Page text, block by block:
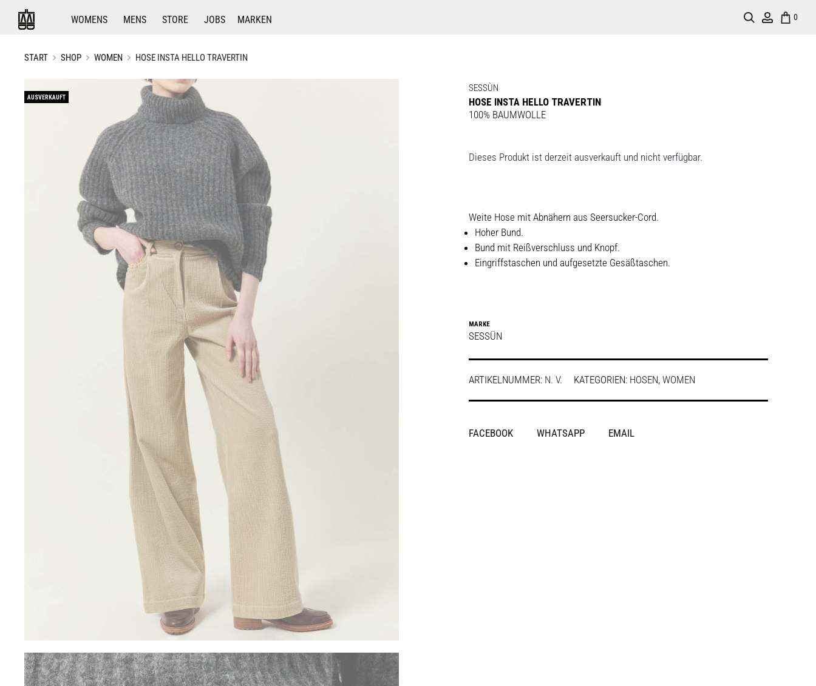
WOMENS MENS STORE JOBS MARKEN 0
Account
Search
START SHOP WOMEN HOSE INSTA HELLO TRAVERTIN
AUSVERKAUFT
SESSÙN
HOSE INSTA HELLO TRAVERTIN
100% BAUMWOLLE
Dieses Produkt ist derzeit ausverkauft und nicht verfügbar.
Weite Hose mit Abnähern aus Seersucker-Cord.
Hoher Bund.
Bund mit Reißverschluss und Knopf.
Eingriffstaschen und aufgesetzte Gesäßtaschen.
MARKE
SESSÜN
ARTIKELNUMMER: N. V. KATEGORIEN: HOSEN, WOMEN
SHARE
FACEBOOK WHATSAPP EMAIL